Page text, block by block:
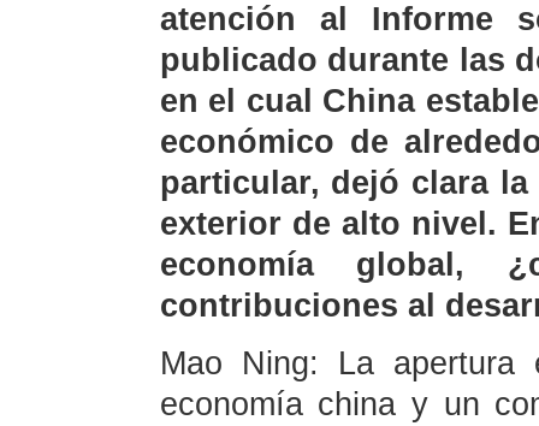
atención al Informe
publicado durante las
en el cual China
económico de
particular, dejó clara
exterior de alto nivel.
economía global,
contribuciones al
Mao Ning: La
economía china y un